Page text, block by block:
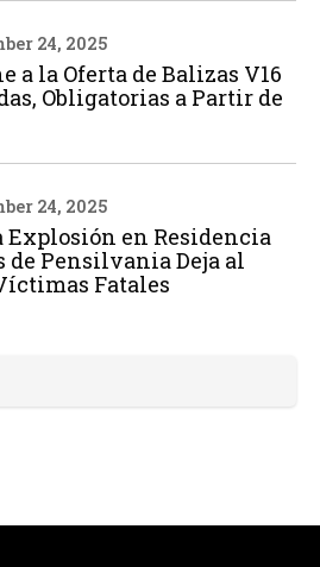
24, 2025
a la Oferta de Balizas V16
Obligatorias a Partir de
24, 2025
Explosión en Residencia
de Pensilvania Deja al
Fatales